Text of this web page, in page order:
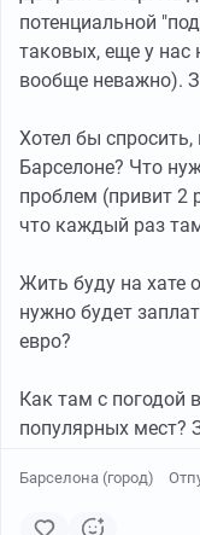
самом деле
представляешь.
война –
дорогой
3. Парамедиком во
не станешь
В экстремальной
следующее: если
промедол и
жгутом до
силой, пока не
крайне
живот – снова
потенциальной
таковых, еще у нас
вообще неважно).
Хотел бы
Барселоне? Что
проблем (привит 2
что каждый раз
Жить буду на хате
нужно будет
евро?
Как там с погодой
популярных мест?
Барселона (город)